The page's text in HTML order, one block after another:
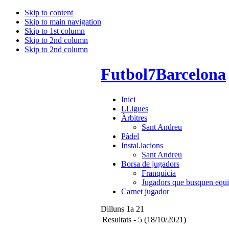
Skip to content
Skip to main navigation
Skip to 1st column
Skip to 2nd column
Skip to 2nd column
Futbol7Barcelona
Inici
LLigues
Àrbitres
Sant Andreu
Pàdel
Instal.lacions
Sant Andreu
Borsa de jugadors
Franquícia
Jugadors que busquen
Carnet jugador
Dilluns 1a 21
Resultats - 5 (18/10/2021)